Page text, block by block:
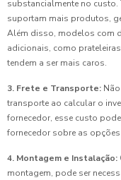
substancialmente no custo.
suportam mais produtos,
Além disso, modelos com
adicionais, como
tendem a ser mais caros.
3. Frete e Transporte:
transporte ao calcular o
fornecedor, esse custo
fornecedor sobre as
4. Montagem e Instalação:
montagem, pode ser